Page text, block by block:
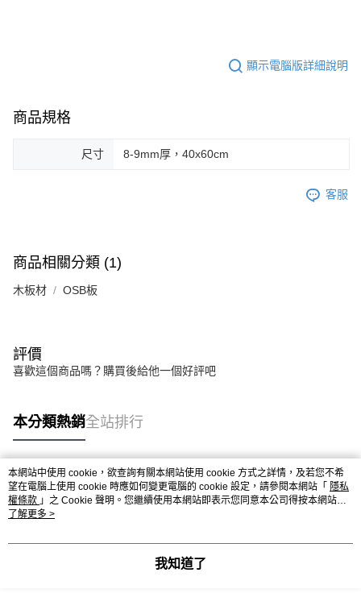
顯示電腦版詳細說明
商品規格
尺寸 8-9mm厚，40x60cm
客服
商品相關分類 (1)
木板材 OSB板
評價
喜歡這個商品嗎？購買後給他一個好評吧
本分類熱銷全站排行
熱門標籤
本網站中使用 cookie，欲查詢有關本網站使用 cookie 方式之詳情，及若您不希
望在電腦上使用 cookie 時應如何變更電腦的 cookie 設定，請參閱本網站「 隱私
權條款 」之 Cookie 聲明。您繼續使用本網站即表示您同意本公司得按本網站使
用條款之 Cookie 聲明使用 cookie。
了解更多 >
我知道了